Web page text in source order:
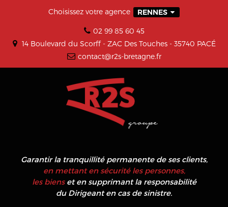
Choisissez votre agence RENNES
02 99 85 60 45
14 Boulevard du Scorff - ZAC Des Touches - 35740 PACÉ
contact@r2s-bretagne.fr
Garantir la tranquillité permanente de ses clients,
en mettant en sécurité les personnes,
les bienset en supprimant la responsabilité
du Dirigeant en cas de sinistre.